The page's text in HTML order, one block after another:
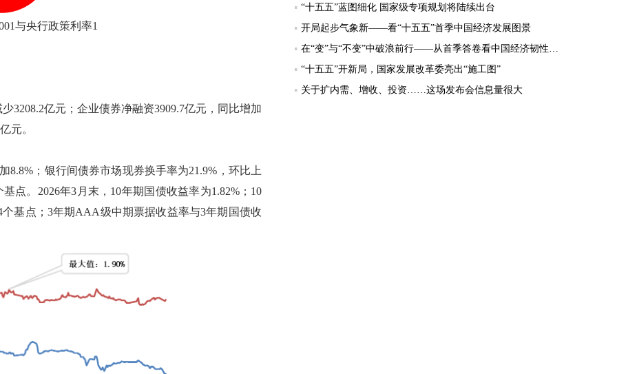
与央行政策利率1
亿元；企业债券净融资3909.7亿元，同比增加
元。
；银行间债券市场现券换手率为21.9%，环比上
点。2026年3月末，10年期国债收益率为1.82%；10
基点；3年期AAA级中期票据收益率与3年期国债收
“十五五”蓝图细化 国家级专项规划将陆续出台
开局起步气象新——看“十五五”首季中国经济发展图景
在“变”与“不变”中破浪前行——从首季答卷看中国经济韧性密码
“十五五”开新局，国家发展改革委亮出“施工图”
关于扩内需、增收、投资……这场发布会信息量很大